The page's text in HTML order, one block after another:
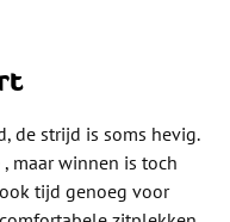
de strijd is soms hevig.
maar winnen is toch
tijd genoeg voor